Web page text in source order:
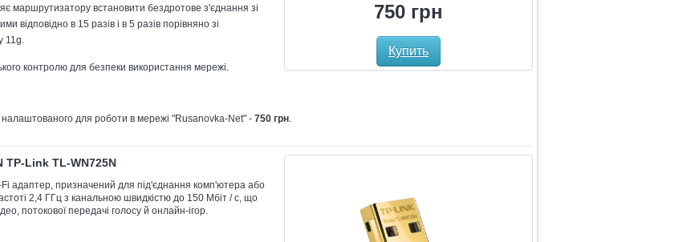
750 грн
Купить
маршрутизатору встановити бездротове з'єднання зі
відповідно в 15 разів і в 5 разів порівняно зі
11g.
контролю для безпеки використання мережі.
налаштованого для роботи в мережі "Rusanovka-Net" - 750 грн.
TP-Link TL-WN725N
адаптер, призначений для під'єднання комп'ютера або
2,4 ГГц з канальною швидкістю до 150 Мбіт / с, що
потокової передачі голосу й онлайн-ігор.